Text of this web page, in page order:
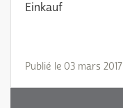
Einkauf
Publié le 03 mars 2017